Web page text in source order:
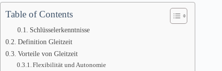
Table of Contents
Schlüsselerkenntnisse
Definition Gleitzeit
Vorteile von Gleitzeit
Flexibilität und Autonomie